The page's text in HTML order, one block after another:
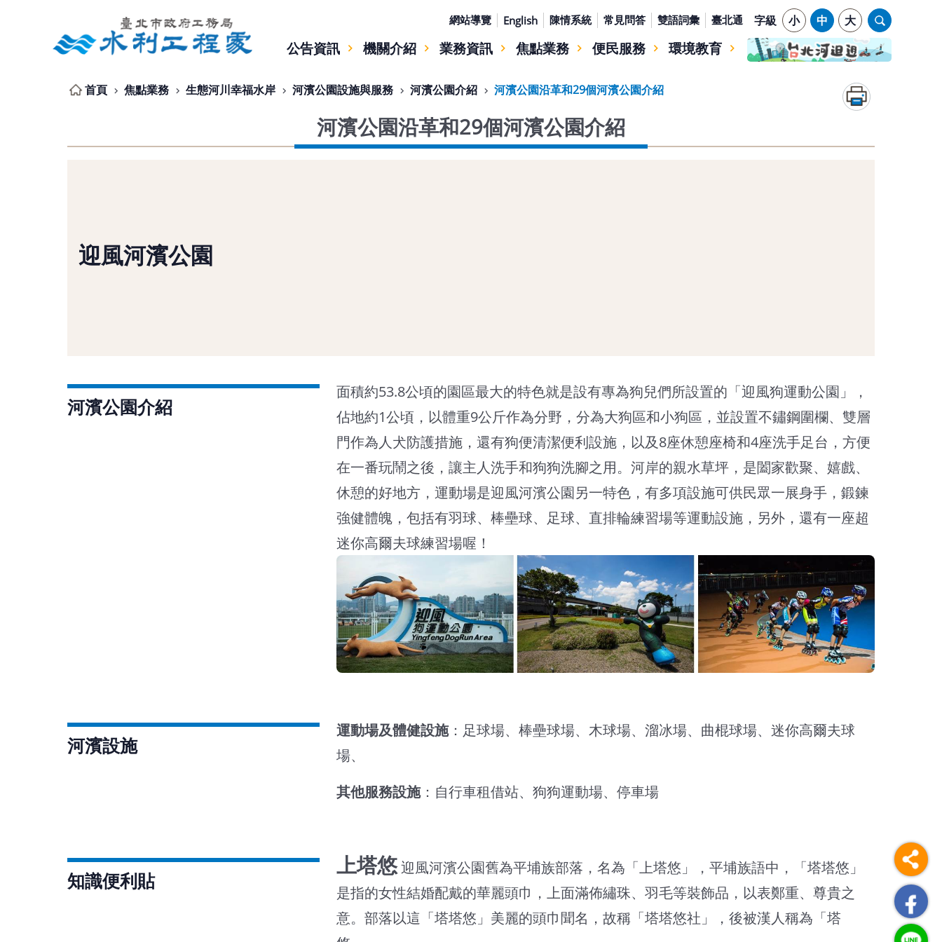
網站導覽 English 陳情系統 常見問答 雙語詞彙 臺北通 字級 小 中 大
公告資訊 機關介紹 業務資訊 焦點業務 便民服務 環境教育
首頁 焦點業務 生態河川幸福水岸 河濱公園設施與服務 河濱公園介紹 河濱公園沿革和29個河濱公園介紹
河濱公園沿革和29個河濱公園介紹
迎風河濱公園
河濱公園介紹
面積約53.8公頃的園區最大的特色就是設有專為狗兒們所設置的「迎風狗運動公園」，
佔地約1公頃，以體重9公斤作為分野，分為大狗區和小狗區，並設置不鏽鋼圍欄、雙層
門作為人犬防護措施，還有狗便清潔便利設施，以及8座休憩座椅和4座洗手足台，方便
在一番玩鬧之後，讓主人洗手和狗狗洗腳之用。河岸的親水草坪，是闔家歡聚、嬉戲、
休憩的好地方，運動場是迎風河濱公園另一特色，有多項設施可供民眾一展身手，鍛鍊
強健體魄，包括有羽球、棒壘球、足球、直排輪練習場等運動設施，另外，還有一座超
迷你高爾夫球練習場喔！
河濱設施
運動場及體健設施：足球場、棒壘球場、木球場、溜冰場、曲棍球場、迷你高爾夫球
場、
其他服務設施：自行車租借站、狗狗運動場、停車場
知識便利貼
上塔悠迎風河濱公園舊為平埔族部落，名為「上塔悠」，平埔族語中，「塔塔悠」
是指的女性結婚配戴的華麗頭巾，上面滿佈繡珠、羽毛等裝飾品，以表鄭重、尊貴之
意。部落以這「塔塔悠」美麗的頭巾聞名，故稱「塔塔悠社」，後被漢人稱為「塔